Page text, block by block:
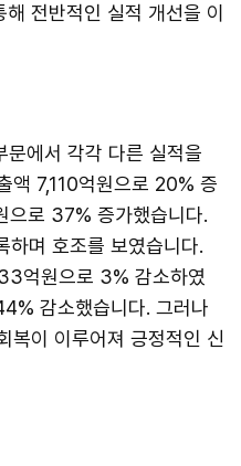
전반적인 실적 개선을 이
문에서 각각 다른 실적을
액 7,110억원으로 20% 증
으로 37% 증가했습니다.
며 호조를 보였습니다.
억원으로 3% 감소하였
감소했습니다. 그러나
복이 이루어져 긍정적인 신